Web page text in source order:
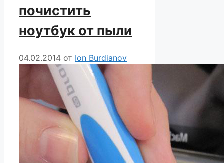
почистить
ноутбук от пыли
04.02.2014 от Ion Burdianov